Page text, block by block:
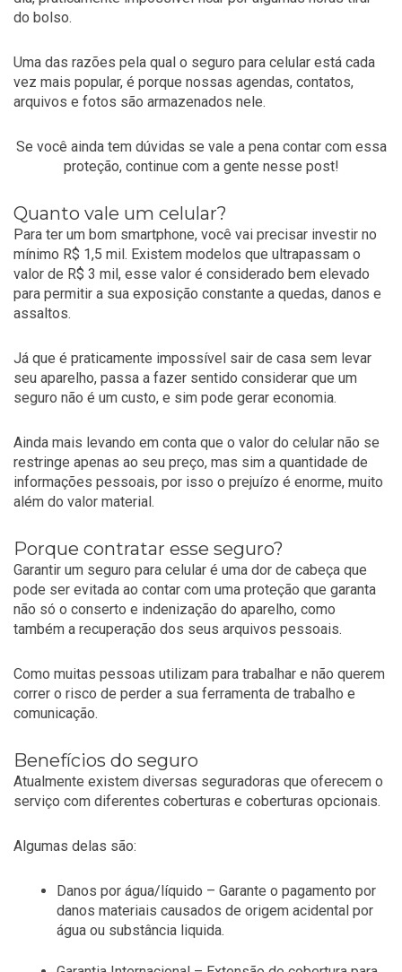
do bolso.
Uma das razões pela qual o seguro para celular está cada
vez mais popular, é porque nossas agendas, contatos,
arquivos e fotos são armazenados nele.
Se você ainda tem dúvidas se vale a pena contar com essa
proteção, continue com a gente nesse post!
Quanto vale um celular?
Para ter um bom smartphone, você vai precisar investir no
mínimo R$ 1,5 mil. Existem modelos que ultrapassam o
valor de R$ 3 mil, esse valor é considerado bem elevado
para permitir a sua exposição constante a quedas, danos e
assaltos.
Já que é praticamente impossível sair de casa sem levar
seu aparelho, passa a fazer sentido considerar que um
seguro não é um custo, e sim pode gerar economia.
Ainda mais levando em conta que o valor do celular não se
restringe apenas ao seu preço, mas sim a quantidade de
informações pessoais, por isso o prejuízo é enorme, muito
além do valor material.
Porque contratar esse seguro?
Garantir um seguro para celular é uma dor de cabeça que
pode ser evitada ao contar com uma proteção que garanta
não só o conserto e indenização do aparelho, como
também a recuperação dos seus arquivos pessoais.
Como muitas pessoas utilizam para trabalhar e não querem
correr o risco de perder a sua ferramenta de trabalho e
comunicação.
Benefícios do seguro
Atualmente existem diversas seguradoras que oferecem o
serviço com diferentes coberturas e coberturas opcionais.
Algumas delas são:
Danos por água/líquido – Garante o pagamento por
danos materiais causados de origem acidental por
água ou substância liquida.